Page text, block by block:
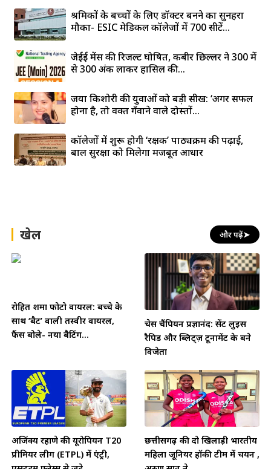
श्रमिकों के बच्चों के लिए डॉक्टर बनने का सुनहरा
मौका- ESIC मेडिकल कॉलेजों में 700 सीटें...
जेईई मेंस की रिजल्ट घोषित, कबीर छिल्लर ने 300 में
से 300 अंक लाकर हासिल की...
जया किशोरी की युवाओं को बड़ी सीख: ‘अगर सफल
होना है, तो वक्त गँवाने वाले दोस्तों...
कॉलेजों में शुरू होगी ‘रक्षक’ पाठ्यक्रम की पढ़ाई,
बाल सुरक्षा को मिलेगा मजबूत आधार
खेल और पढ़ें➤
रोहित शर्मा फोटो वायरल: बच्चे के
साथ ‘बैट’ वाली तस्वीर वायरल,
फैंस बोले- नया बैटिंग...
चेस चैंपियन प्रज्ञानंद: सेंट लुइस
रैपिड और ब्लिट्ज़ टूर्नामेंट के बने
विजेता
अजिंक्य रहाणे की यूरोपियन T20
प्रीमियर लीग (ETPL) में एंट्री,
छत्तीसगढ़ की दो खिलाड़ी भारतीय
महिला जूनियर हॉकी टीम में चयन ,